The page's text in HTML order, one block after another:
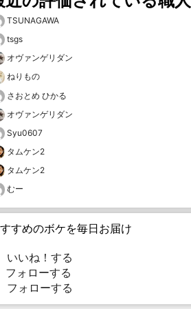
TSUNAGAWA
tsgs
オヴァンゲリダン
ねりもの
さおとめ ひかる
オヴァンゲリダン
Syu0607
タムケン2
タムケン2
むー
すめのボケを毎日お届け
いいね！する
ォローする
フォローする